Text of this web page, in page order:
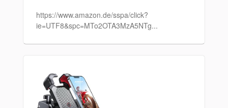
https://www.amazon.de/sspa/click?
ie=UTF8&spc=MTo2OTA3MzA5NTg...